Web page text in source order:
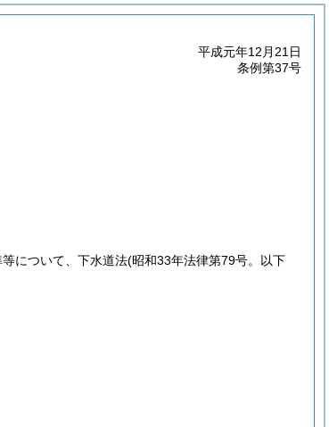
平成元年12月21日
条例第37号
について、下水道法(昭和33年法律第79号。以下